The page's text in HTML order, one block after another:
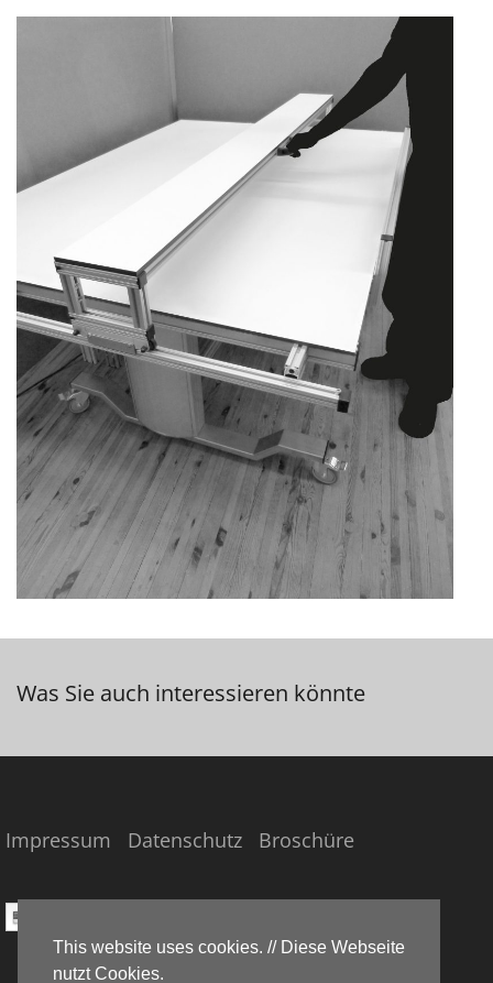
Was Sie auch interessieren könnte
Impressum Datenschutz Broschüre
This website uses cookies. // Diese Webseite
nutzt Cookies.